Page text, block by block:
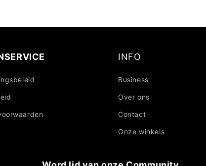
INFO
Business
Over ons
Contact
Onze winkels